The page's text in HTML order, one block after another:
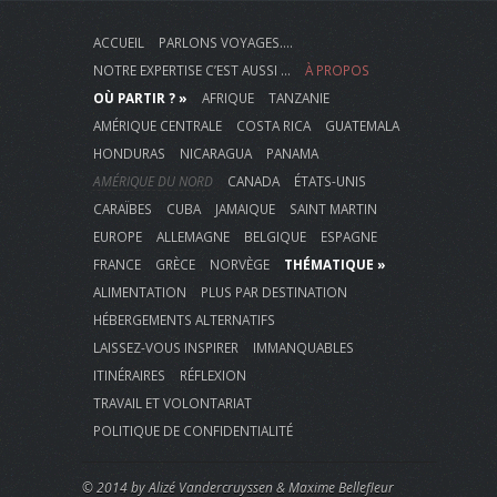
ACCUEIL
PARLONS VOYAGES….
NOTRE EXPERTISE C’EST AUSSI …
À PROPOS
OÙ PARTIR ? »
AFRIQUE
TANZANIE
AMÉRIQUE CENTRALE
COSTA RICA
GUATEMALA
HONDURAS
NICARAGUA
PANAMA
AMÉRIQUE DU NORD
CANADA
ÉTATS-UNIS
CARAÏBES
CUBA JAMAIQUE
SAINT MARTIN
EUROPE
ALLEMAGNE BELGIQUE
ESPAGNE
FRANCE
GRÈCE NORVÈGE
THÉMATIQUE »
ALIMENTATION
PLUS PAR DESTINATION
HÉBERGEMENTS ALTERNATIFS
LAISSEZ-VOUS INSPIRER
IMMANQUABLES
ITINÉRAIRES
RÉFLEXION
TRAVAIL ET VOLONTARIAT
POLITIQUE DE CONFIDENTIALITÉ
© 2014 by Alizé Vandercruyssen &Maxime Bellefleur